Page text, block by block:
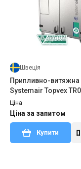
Швеція
Припливно-витяжна
Systemair Topvex
Ціна
Ціна за запитом
Купити